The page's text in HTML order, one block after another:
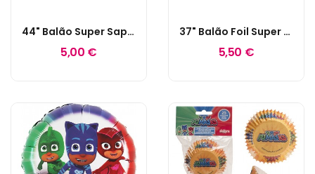
44" Balão Super Saphe PJ Masks Cat Boy
5,00 €
37" Balão Foil Super Shape PJ Masks Owlette
5,50 €